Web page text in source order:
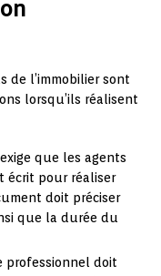
de l’immobilier sont
lorsqu’ils réalisent
que les agents
écrit pour réaliser
doit préciser
que la durée du
professionnel doit